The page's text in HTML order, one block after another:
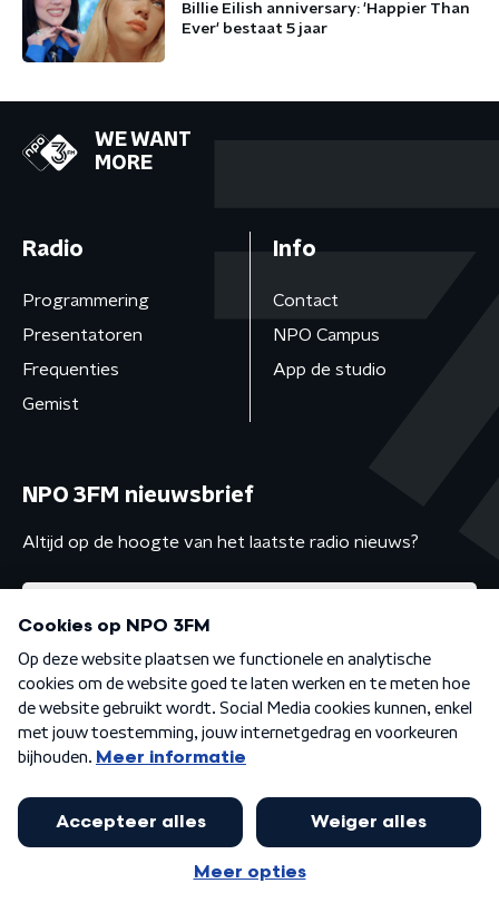
Billie Eilish anniversary: 'Happier Than
Ever' bestaat 5 jaar
WE WANT
MORE
Radio
Programmering
Presentatoren
Frequenties
Gemist
Info
Contact
NPO Campus
App de studio
NPO 3FM nieuwsbrief
Altijd op de hoogte van het laatste radio nieuws?
Algemene voorwaarden Privacybeleid